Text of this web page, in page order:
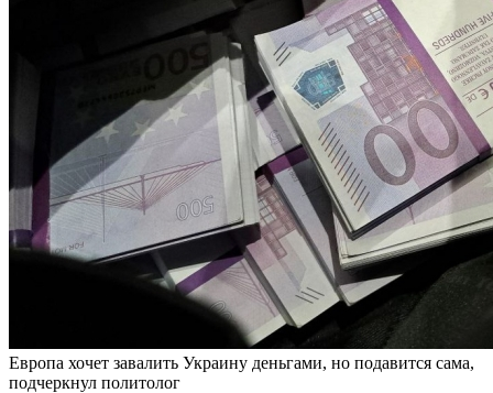
Европа хочет завалить Украину деньгами, но подавится сама,
подчеркнул политолог